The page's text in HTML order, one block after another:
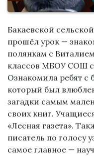
Бакаевской
прошёл урок —
полянкам с
классов МБОУ СОШ
Ознакомила ребят с
который был
загадки самым
своих книг.
«Лесная газета».
писатель по голосу
самое главное —